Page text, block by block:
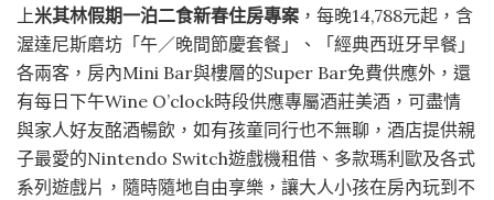
上米其林假期一泊二食新春住房專案 ，每晚14,788元起，含
渥達尼斯磨坊「午／晚間節慶套餐」、「經典西班牙早餐」
各兩客，房內Mini Bar與樓層的Super Bar免費供應外，還
有每日下午Wine O’clock時段供應專屬酒莊美酒，可盡情
與家人好友酩酒暢飲，如有孩童同行也不無聊，酒店提供親
子最愛的Nintendo Switch遊戲機租借、多款瑪利歐及各式
系列遊戲片，隨時隨地自由享樂，讓大人小孩在房內玩到不